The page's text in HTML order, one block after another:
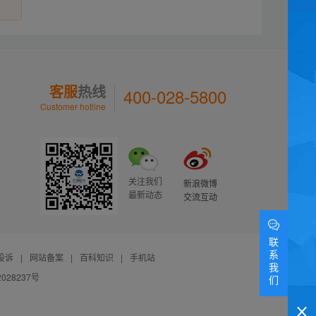
客服热线
Customer hotline 400-028-5800
关注我们
最新动态
新浪微博
交流互动
诉 | 网站备案 | 百科知识 |
手机站
号
联
系
我
们